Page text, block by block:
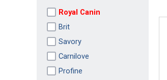
Royal Canin
Brit
Savory
Carnilove
Profine